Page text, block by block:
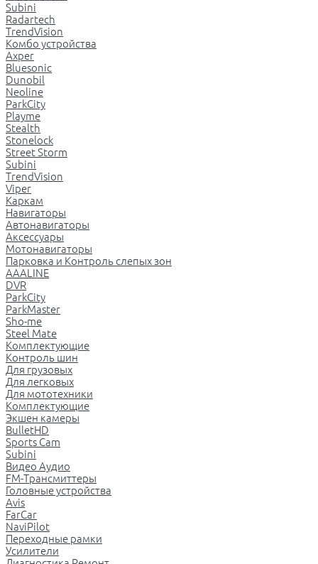
Subini
Radartech
TrendVision
Комбо устройства
Axper
Bluesonic
Dunobil
Neoline
ParkCity
Playme
Stealth
Stonelock
Street Storm
Subini
TrendVision
Viper
Каркам
Навигаторы
Автонавигаторы
Аксессуары
Мотонавигаторы
Парковка и Контроль слепых зон
AAALINE
DVR
ParkCity
ParkMaster
Sho-me
Steel Mate
Комплектующие
Контроль шин
Для грузовых
Для легковых
Для мототехники
Комплектующие
Экшен камеры
BulletHD
Sports Cam
Subini
Видео Аудио
FM-Трансмиттеры
Головные устройства
Avis
FarCar
NaviPilot
Переходные рамки
Усилители